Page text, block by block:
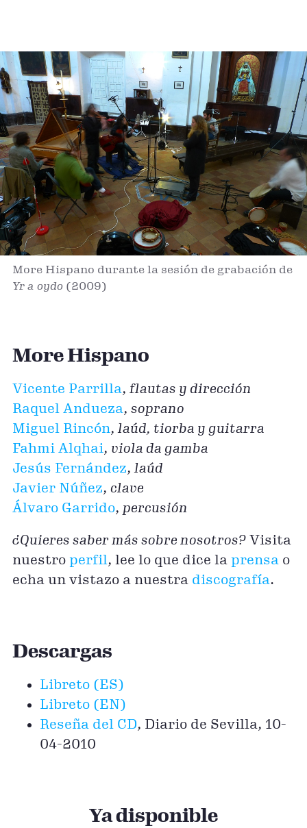
More Hispano durante la sesión de grabación de
Yr a oydo (2009)
More Hispano
Vicente Parrilla, flautas y dirección
Raquel Andueza, soprano
Miguel Rincón,laúd, tiorba y guitarra
Fahmi Alqhai, viola da gamba
Jesús Fernández,laúd
Javier Núñez, clave
Álvaro Garrido, percusión
¿Quieres saber más sobre nosotros? Visita
nuestro perfil, lee lo que dice la prensa o
echa un vistazo a nuestra discografía.
Descargas
Libreto (ES)
Libreto (EN)
Reseña del CD, Diario de Sevilla, 10-
04-2010
Ya disponible